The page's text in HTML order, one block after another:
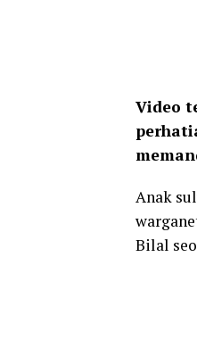
Video
Anak
Bilal